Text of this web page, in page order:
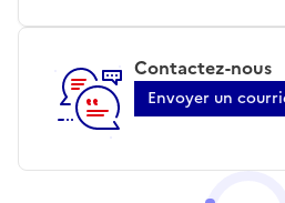
Contactez-nous
Envoyer un